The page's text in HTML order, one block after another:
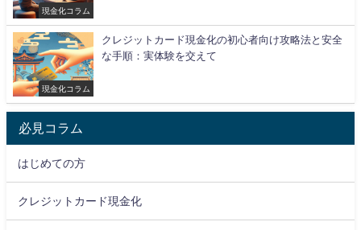
現金化コラム
現金化コラム
クレジットカード現金化の初心者向け攻略法と安全
な手順：実体験を交えて
必見コラム
はじめての方
クレジットカード現金化